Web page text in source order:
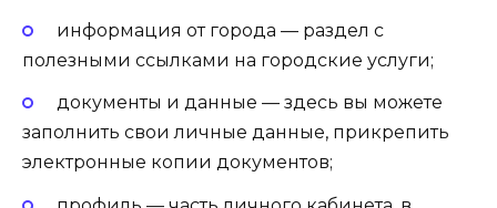
информация от города — раздел с
полезными ссылками на городские услуги;
документы и данные — здесь вы можете
заполнить свои личные данные, прикрепить
электронные копии документов;